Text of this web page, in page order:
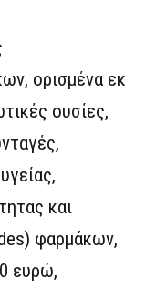
ορισμένα εκ
ουσίες,
και
φαρμάκων,
ευρώ,